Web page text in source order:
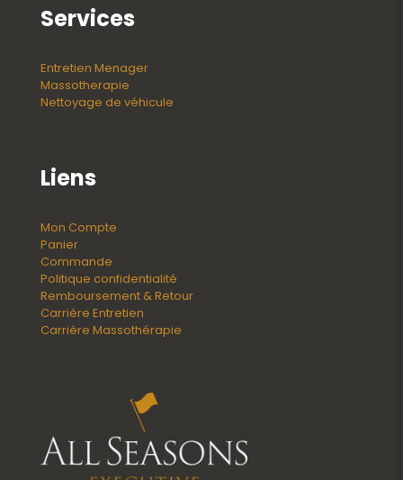
Services
Entretien Menager
Massotherapie
Nettoyage de véhicule
Liens
Mon Compte
Panier
Commande
Politique confidentialité
Remboursement & Retour
Carrière Entretien
Carrière Massothérapie